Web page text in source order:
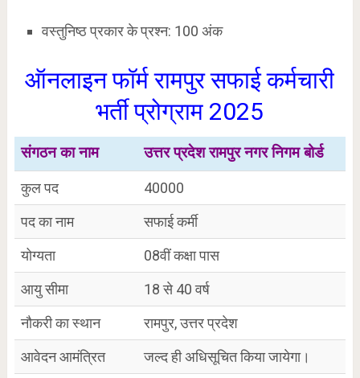
वस्तुनिष्ठ प्रकार के प्रश्न: 100 अंक
ऑनलाइन फॉर्म रामपुर सफाई कर्मचारी
भर्ती प्रोग्राम 2025
संगठन का नाम उत्तर प्रदेश रामपुर नगर निगम बोर्ड
कुल पद
40000
पद का नाम
सफाई कर्मी
योग्यता
08वीं कक्षा पास
आयु सीमा
18 से 40 वर्ष
नौकरी का स्थान
रामपुर, उत्तर प्रदेश
आवेदन आमंत्रित
जल्द ही अधिसूचित किया जायेगा।